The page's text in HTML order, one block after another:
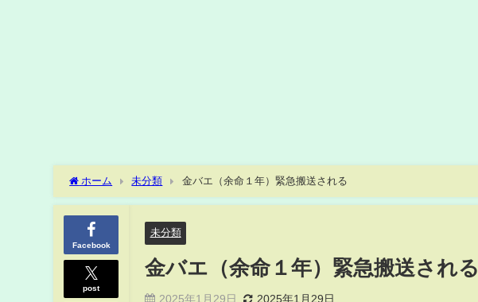
ホーム 未分類 金バエ（余命１年）緊急搬送される
Facebook
post
未分類
金バエ（余命１年）緊急搬送される
2025年1月29日 2025年1月29日